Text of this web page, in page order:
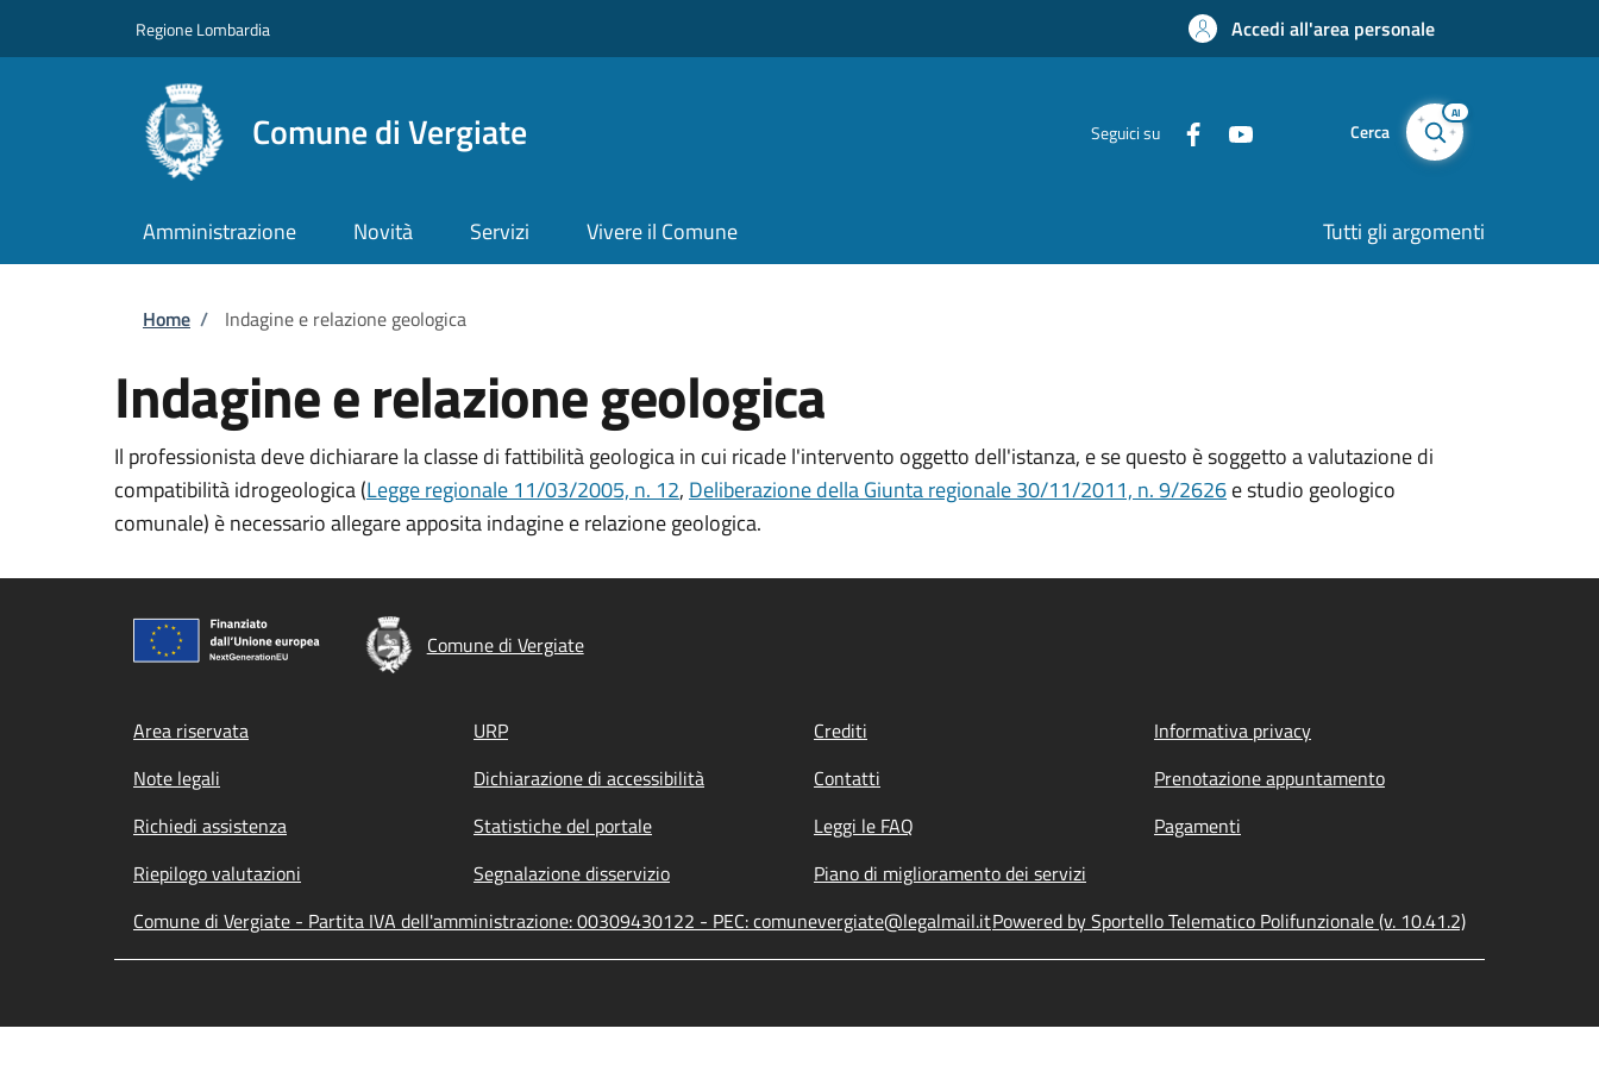
Regione Lombardia Accedi all'area personale
Comune di Vergiate Seguici su Cerca
AI
Amministrazione Novità Servizi Vivere il Comune Tutti gli argomenti
Briciole di pane
Home / Indagine e relazione geologica
Indagine e relazione geologica
Il professionista deve dichiarare la classe di fattibilità geologica in cui ricade l'intervento oggetto dell'istanza, e se questo è soggetto a valutazione di
compatibilità idrogeologica (Legge regionale 11/03/2005, n. 12, Deliberazione della Giunta regionale 30/11/2011, n. 9/2626e studio geologico
comunale) è necessario allegare apposita indagine e relazione geologica.
Comune di Vergiate
Footer menu
Area riservata URP Crediti
Informativa privacy
Note legali
Dichiarazione di accessibilità Contatti
Prenotazione appuntamento
Richiedi assistenza
Statistiche del portale Leggi le FAQ
Pagamenti
Riepilogo valutazioni
Segnalazione disservizio
Piano di miglioramento dei servizi
Comune di Vergiate - Partita IVA dell'amministrazione: 00309430122 - PEC: comunevergiate@legalmail.itPowered by Sportello Telematico Polifunzionale (v. 10.41.2)